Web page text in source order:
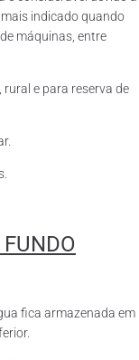
indicado quando
máquinas, entre
e para reserva de
fica armazenada em